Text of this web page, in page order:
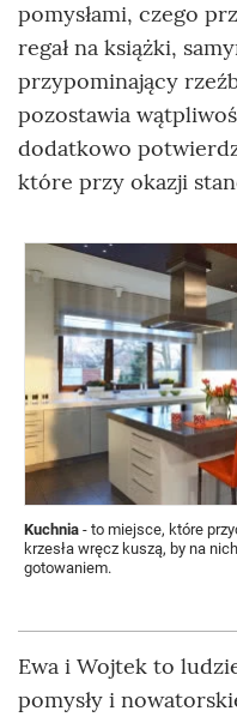
pomysłami, czego
regał na książki,
przypominający
pozostawia
dodatkowo
które przy okazji
Kuchnia - to miejsce, które
krzesła wręcz kuszą, by na
gotowaniem.
Ewa i Wojtek to
pomysły i